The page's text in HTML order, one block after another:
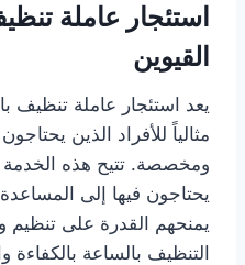
استئجار عاملة
القيوين
يعد استئجار عاملة تنظيف
مثالياً للأفراد الذين
ومخصصة. تتيح هذه الخدمة
يحتاجون فيها إلى
يمنحهم القدرة على تنظيم
التنظيف بالساعة بالكفاءة